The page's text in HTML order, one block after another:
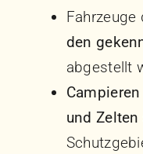
Fahrzeuge
den
abgestellt
Campieren
und Zelten